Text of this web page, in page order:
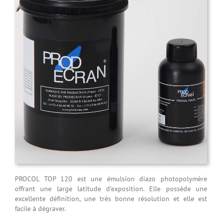
PROCOL TOP 120 est une émulsion diazo photopolymère
offrant une large latitude d’exposition. Elle possède une
excellente définition, une très bonne résolution et elle est
facile à dégraver.